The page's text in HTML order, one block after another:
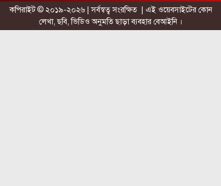
কপিরাইট © ২০১৯-২০২৬ | সর্বস্বত্ব সংরক্ষিত | এই ওয়েবসাইটের কোন
লেখা, ছবি, ভিডিও অনুমতি ছাড়া ব্যবহার বেআইনি ।